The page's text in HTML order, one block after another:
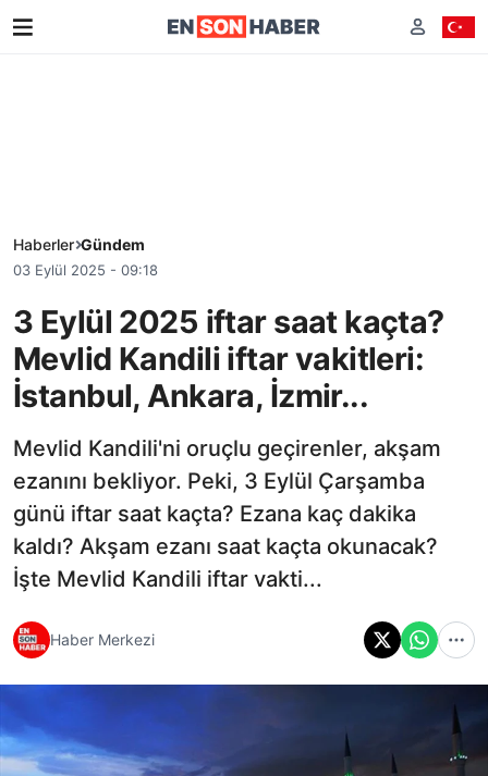
Haberler Gündem
03 Eylül 2025 - 09:18
3 Eylül 2025 iftar saat kaçta?
Mevlid Kandili iftar vakitleri:
İstanbul, Ankara, İzmir...
Mevlid Kandili'ni oruçlu geçirenler, akşam
ezanını bekliyor. Peki, 3 Eylül Çarşamba
günü iftar saat kaçta? Ezana kaç dakika
kaldı? Akşam ezanı saat kaçta okunacak?
İşte Mevlid Kandili iftar vakti...
Haber Merkezi